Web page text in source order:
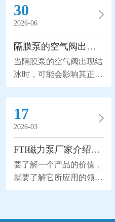
展，大大地延长隔膜的使用
代部分离心泵、螺杆泵来应
业。气动隔膜泵是以压缩空
30
2026-06
隔膜泵的空气阀出现结冰怎么办？
当隔膜泵的空气阀出现结
冰时，可能会影响其正常
运行，给我们带来不可挽
回的损失。所以隔膜泵的
空气阀出现结冰怎么办
呢？1、加热阀体：如果
空气阀结冰，可以尝试使
用加热器或加热带等加热
装置加热阀体。将适量的
热量传导到阀体上，可以
使结冰的冰块融化，并恢
17
2026-03
FTI磁力泵厂家介绍磁力泵的应用领域
要了解一个产品的价值，
就要了解它所应用的领
域。下面FTI磁力泵厂家